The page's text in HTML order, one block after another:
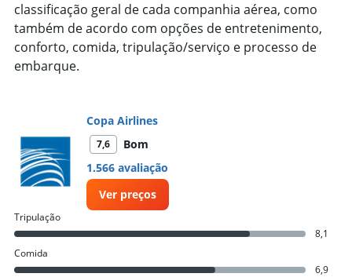
classificação geral de cada companhia aérea, como
também de acordo com opções de entretenimento,
conforto, comida, tripulação/serviço e processo de
embarque.
Copa Airlines
7,6
Bom
1.566 avaliação
Ver preços
Tripulação
8,1
Comida
6,9